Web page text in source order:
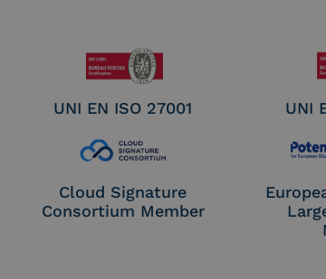
UNI EN ISO 27001 UNI
Cloud Signature
Consortium Member